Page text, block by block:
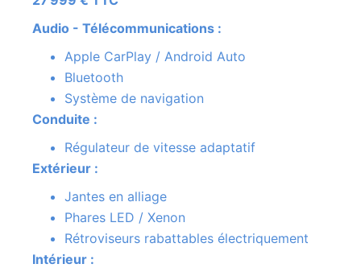
Audio - Télécommunications :
Apple CarPlay / Android Auto
Bluetooth
Système de navigation
Conduite :
Régulateur de vitesse adaptatif
Extérieur :
Jantes en alliage
Phares LED / Xenon
Rétroviseurs rabattables électriquement
Intérieur :